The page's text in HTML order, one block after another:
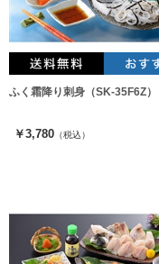
ふく霜降り刺身（SK-35F6Z）
￥3,780 （税込）